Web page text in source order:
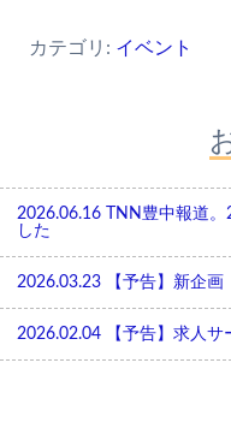
カテゴリ: イベント
2026.06.16
TNN豊中報道
した
2026.03.23 【予告】新企
2026.02.04 【予告】求人